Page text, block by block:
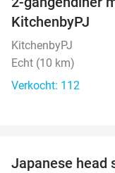
KitchenbyPJ
KitchenbyPJ
Echt (10 km)
Verkocht: 112
Japanese head